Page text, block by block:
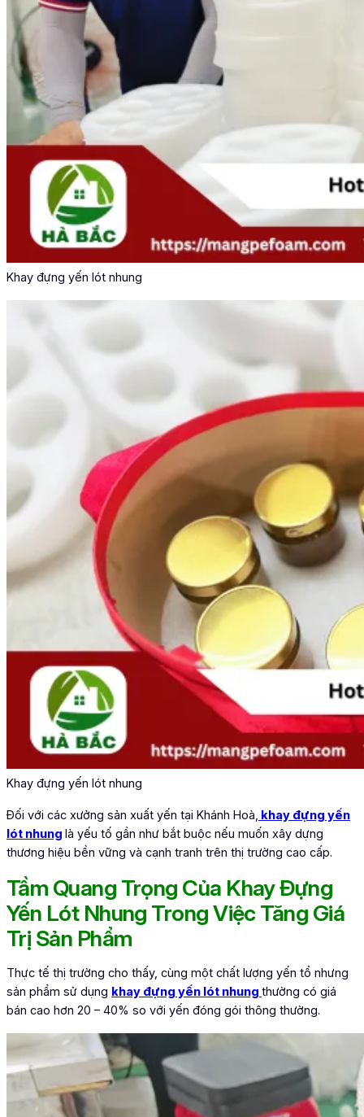
Khay đựng yến lót nhung
Khay đựng yến lót nhung
Đối với các xưởng sản xuất yến tại Khánh Hoà, khay đựng yến
lót nhung là yếu tố gần như bắt buộc nếu muốn xây dựng
thương hiệu bền vững và cạnh tranh trên thị trường cao cấp.
Tầm Quang Trọng Của Khay Đựng
Yến Lót Nhung Trong Việc Tăng Giá
Trị Sản Phẩm
Thực tế thị trường cho thấy, cùng một chất lượng yến tổ nhưng
sản phẩm sử dụng khay đựng yến lót nhung thường có giá
bán cao hơn 20 – 40% so với yến đóng gói thông thường.